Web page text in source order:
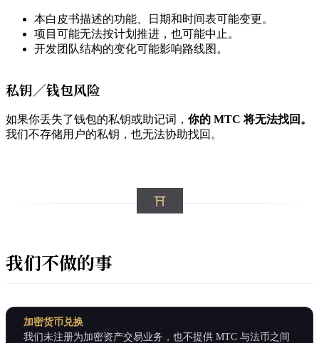
本白皮书描述的功能、日期和时间表可能变更。
项目可能无法按计划推进，也可能中止。
开发团队结构的变化可能影响路线图。
私钥／钱包风险
如果你丢失了钱包的私钥或助记词， 你的 MTC 将无法找回。
我们不存储用户的私钥，也无法协助找回。
我们不做的事
加密货币兑换
我们未注册为加密资产交易业务，也不提供 MTC 与法币之间